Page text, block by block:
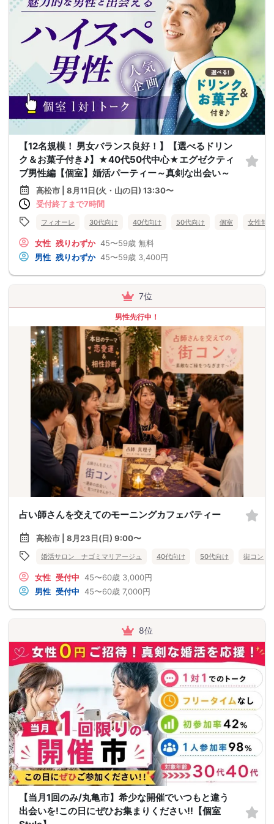
【12名規模！ 男女バランス良好！】【選べるドリン
ク＆お菓子付き♪】★40代50代中心★エグゼクティ
ブ男性編【個室】婚活パーティー～真剣な出会い～
高松市 | 8月11日(火・山の日) 13:30〜
受付終了まで7時間
フィオーレ 30代向け 40代向け 50代向け 個室 女性無料
女性 残りわずか 45〜59歳 無料
男性 残りわずか 45〜59歳 3,400円
7位
男性先行中！
占い師さんを交えてのモーニングカフェパティー
高松市 | 8月23日(日) 9:00〜
婚活サロン ナゴミマリアージュ 40代向け 50代向け 街コン
女性 受付中 45〜60歳 3,000円
男性 受付中 45〜60歳 7,000円
8位
【当月1回のみ/丸亀市】希少な開催でいつもと違う
出会いを!この日にぜひお集まりください!!【個室